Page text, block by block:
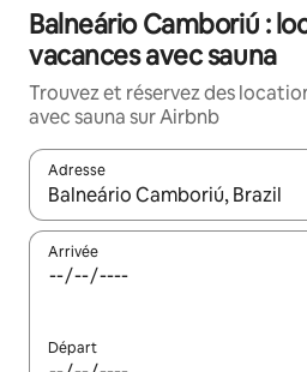
Balneário Camboriú :
vacances avec sauna
Trouvez et réservez des
avec sauna sur Airbnb
Adresse
Lorsque les résultats s'affichent,
Arrivée
Départ